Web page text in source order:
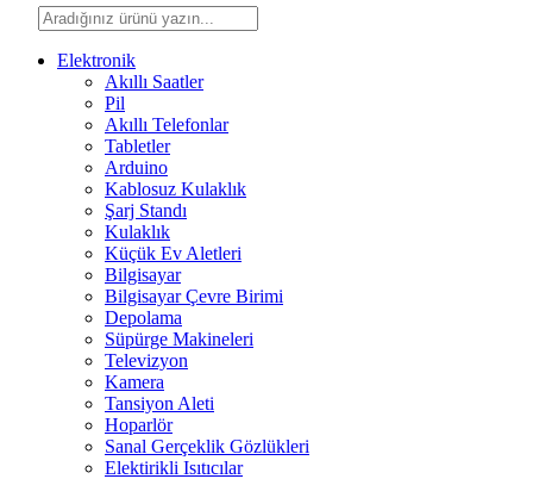
Elektronik
Akıllı Saatler
Pil
Akıllı Telefonlar
Tabletler
Arduino
Kablosuz Kulaklık
Şarj Standı
Kulaklık
Küçük Ev Aletleri
Bilgisayar
Bilgisayar Çevre Birimi
Depolama
Süpürge Makineleri
Televizyon
Kamera
Tansiyon Aleti
Hoparlör
Sanal Gerçeklik Gözlükleri
Elektirikli Isıtıcılar